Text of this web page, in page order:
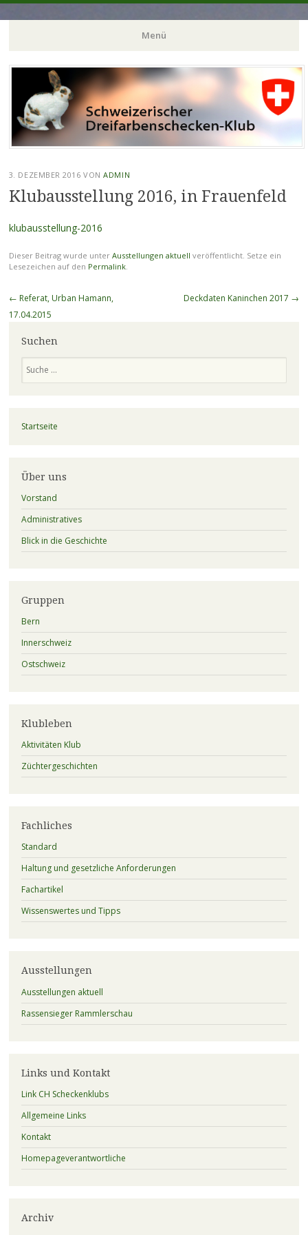
Menü
Zum
springen
3. DEZEMBER 2016 VONADMIN
Klubausstellung 2016, in Frauenfeld
klubausstellung-2016
Dieser Beitrag wurde unter Ausstellungen aktuell veröffentlicht. Setze ein
Lesezeichen auf den Permalink.
Beitragsnavigation
← Referat, Urban Hamann,
17.04.2015
Deckdaten Kaninchen 2017 →
Suchen
Startseite
Über uns
Vorstand
Administratives
Blick in die Geschichte
Gruppen
Bern
Innerschweiz
Ostschweiz
Klubleben
Aktivitäten Klub
Züchtergeschichten
Fachliches
Standard
Haltung und gesetzliche Anforderungen
Fachartikel
Wissenswertes und Tipps
Ausstellungen
Ausstellungen aktuell
Rassensieger Rammlerschau
Links und Kontakt
Link CH Scheckenklubs
Allgemeine Links
Kontakt
Homepageverantwortliche
Archiv